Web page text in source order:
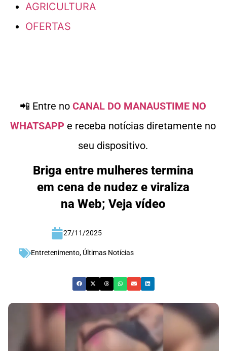
AGRICULTURA
OFERTAS
📲 Entre no CANAL DO MANAUSTIME NO
WHATSAPP e receba notícias diretamente no
seu dispositivo.
Briga entre mulheres termina
em cena de nudez e viraliza
na Web; Veja vídeo
27/11/2025
Entretenimento, Últimas Notícias